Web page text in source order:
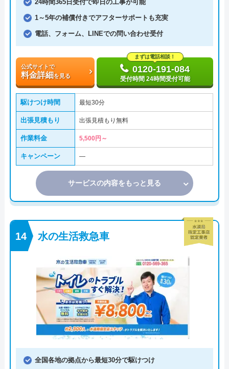
24時間365日受付で即日の工事が可能
1～5年の補償付きでアフターサポートも充実
電話、フォーム、LINEでの問い合わせ受付
公式サイトで
料金詳細を見る
まずは電話相談！
0120-191-084
受付時間 24時間受付可能
駆けつけ時間 最短30分
出張見積もり 出張見積もり無料
作業料金 5,500円～
キャンペーン ―
サービスの内容をもっと見る
水の生活救急車
全国各地の拠点から最短30分で駆けつけ